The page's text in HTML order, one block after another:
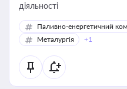
діяльності
Паливно-енергетичний
Металургія
+1